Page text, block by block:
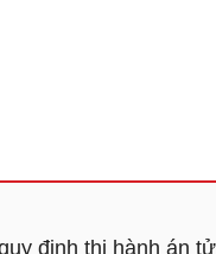
định thi hành án